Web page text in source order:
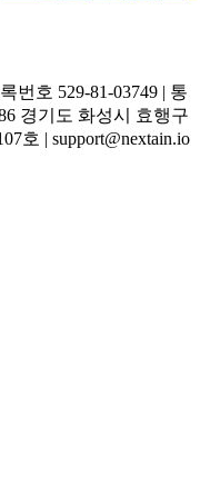
번호 529-81-03749 | 통
경기도 화성시 효행구
호 | support@nextain.io